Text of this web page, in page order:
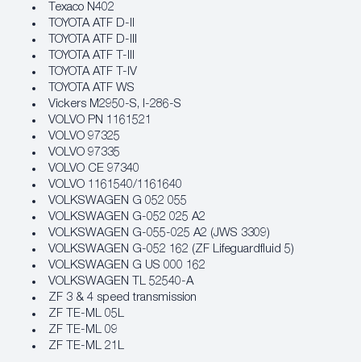
Texaco N402
TOYOTA ATF D-II
TOYOTA ATF D-III
TOYOTA ATF T-III
TOYOTA ATF T-IV
TOYOTA ATF WS
Vickers M2950-S, I-286-S
VOLVO PN 1161521
VOLVO 97325
VOLVO 97335
VOLVO CE 97340
VOLVO 1161540/1161640
VOLKSWAGEN G 052 055
VOLKSWAGEN G-052 025 A2
VOLKSWAGEN G-055-025 A2 (JWS 3309)
VOLKSWAGEN G-052 162 (ZF Lifeguardfluid 5)
VOLKSWAGEN G US 000 162
VOLKSWAGEN TL 52540-A
ZF 3 & 4 speed transmission
ZF TE-ML 05L
ZF TE-ML 09
ZF TE-ML 21L